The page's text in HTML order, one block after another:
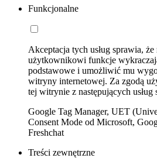
Funkcjonalne
Akceptacja tych usług sprawia,
użytkownikowi funkcje
podstawowe i umożliwić mu
witryny internetowej. Za zgodą
tej witrynie z następujących usług
Google Tag Manager, UET
Consent Mode od Microsoft,
Freshchat
Treści zewnętrzne